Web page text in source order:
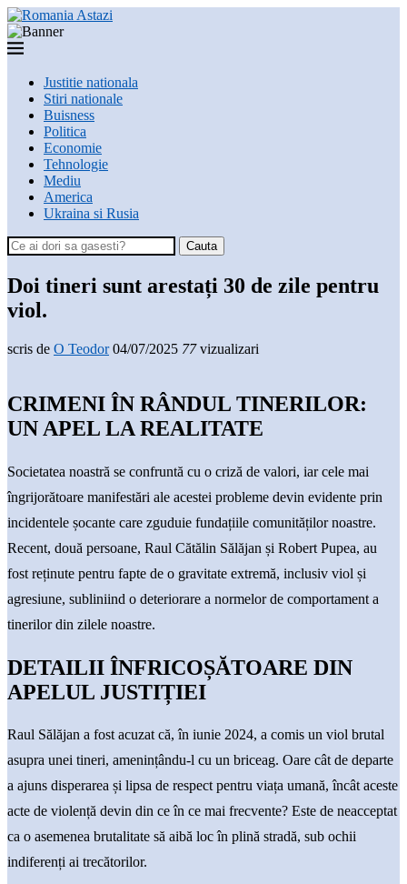
Justitie nationala
Stiri nationale
Buisness
Politica
Economie
Tehnologie
Mediu
America
Ukraina si Rusia
Cauta
Doi tineri sunt arestați 30 de zile pentru
viol.
scris de O Teodor 04/07/2025 77vizualizari
CRIMENI ÎN RÂNDUL TINERILOR:
UN APEL LA REALITATE
Societatea noastră se confruntă cu o criză de valori, iar cele mai
îngrijorătoare manifestări ale acestei probleme devin evidente prin
incidentele șocante care zguduie fundațiile comunităților noastre.
Recent, două persoane, Raul Cătălin Sălăjan și Robert Pupea, au
fost reținute pentru fapte de o gravitate extremă, inclusiv viol și
agresiune, subliniind o deteriorare a normelor de comportament a
tinerilor din zilele noastre.
DETAILII ÎNFRICOȘĂTOARE DIN
APELUL JUSTIȚIEI
Raul Sălăjan a fost acuzat că, în iunie 2024, a comis un viol brutal
asupra unei tineri, amenințându-l cu un briceag. Oare cât de departe
a ajuns disperarea și lipsa de respect pentru viața umană, încât aceste
acte de violență devin din ce în ce mai frecvente? Este de neacceptat
ca o asemenea brutalitate să aibă loc în plină stradă, sub ochii
indiferenți ai trecătorilor.